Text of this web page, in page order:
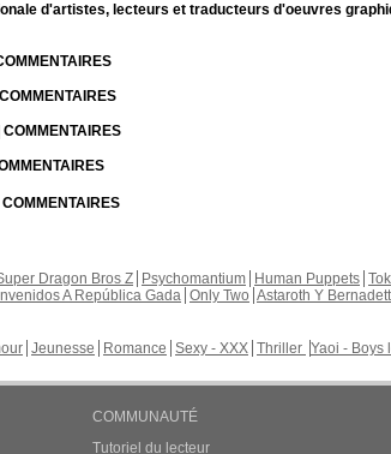
d'artistes, lecteurs et traducteurs d'oeuvres
Dragon Bros Z Psychomantium Human Puppets
A República Gada Only Two Astaroth Y
Jeunesse Romance Sexy - XXX Thriller Yaoi - Boys
COMMUNAUTÉ
Tutoriel du lecteur